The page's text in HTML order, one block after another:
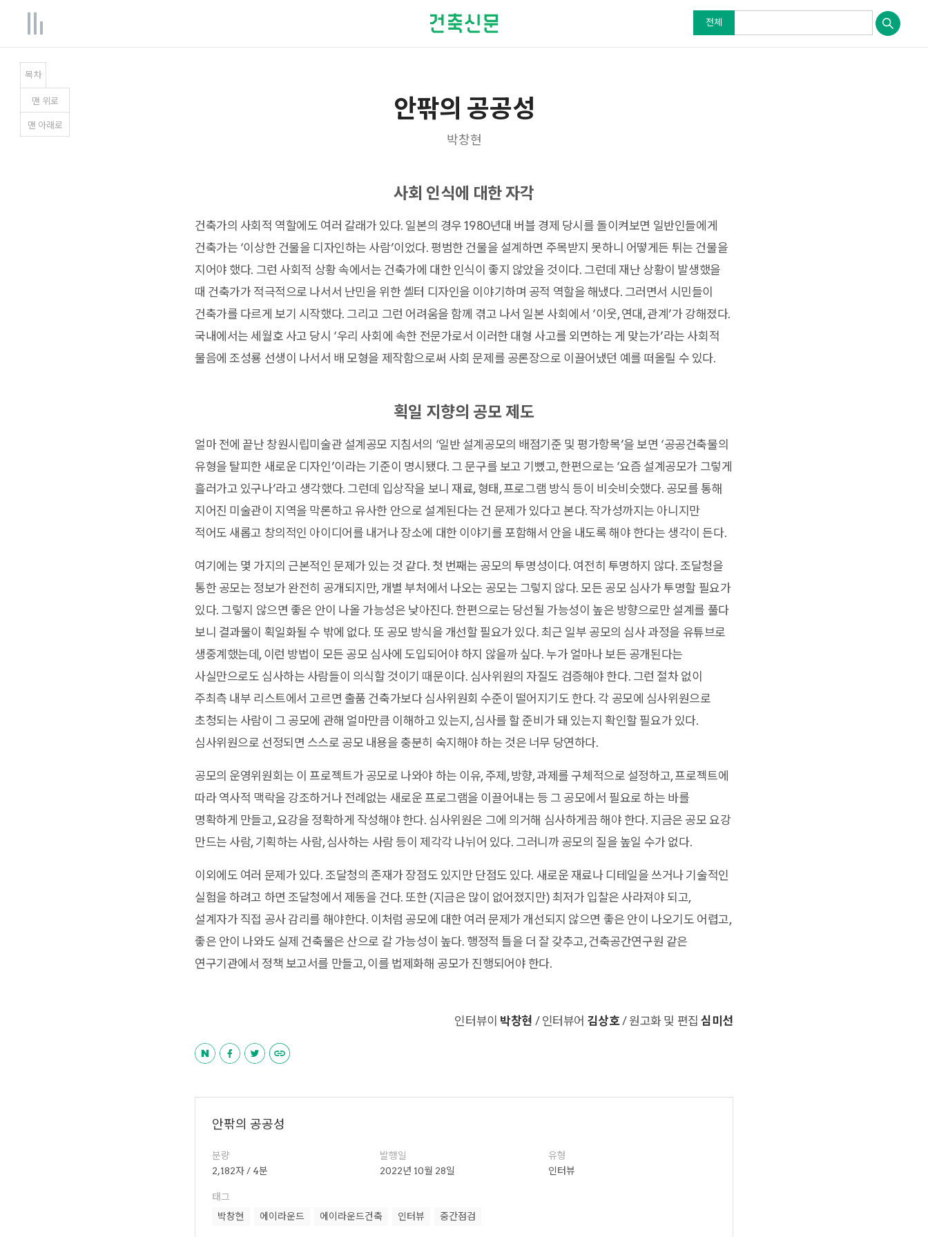
전체
목차
안팎의 공공성
박창현
사회 인식에 대한 자각
건축가의 사회적 역할에도 여러 갈래가 있다. 일본의 경우 1980년대 버블 경제 당시를 돌이켜보면 일반인들에게
건축가는 ‘이상한 건물을 디자인하는 사람’이었다. 평범한 건물을 설계하면 주목받지 못하니 어떻게든 튀는 건물을
지어야 했다. 그런 사회적 상황 속에서는 건축가에 대한 인식이 좋지 않았을 것이다. 그런데 재난 상황이 발생했을
때 건축가가 적극적으로 나서서 난민을 위한 셸터 디자인을 이야기하며 공적 역할을 해냈다. 그러면서 시민들이
건축가를 다르게 보기 시작했다. 그리고 그런 어려움을 함께 겪고 나서 일본 사회에서 ‘이웃, 연대, 관계’가 강해졌다.
국내에서는 세월호 사고 당시 ‘우리 사회에 속한 전문가로서 이러한 대형 사고를 외면하는 게 맞는가’라는 사회적
물음에 조성룡 선생이 나서서 배 모형을 제작함으로써 사회 문제를 공론장으로 이끌어냈던 예를 떠올릴 수 있다.
획일 지향의 공모 제도
얼마 전에 끝난 창원시립미술관 설계공모 지침서의 ‘일반 설계공모의 배점기준 및 평가항목’을 보면 ‘공공건축물의
유형을 탈피한 새로운 디자인’이라는 기준이 명시됐다. 그 문구를 보고 기뻤고, 한편으로는 ‘요즘 설계공모가 그렇게
흘러가고 있구나’라고 생각했다. 그런데 입상작을 보니 재료, 형태, 프로그램 방식 등이 비슷비슷했다. 공모를 통해
지어진 미술관이 지역을 막론하고 유사한 안으로 설계된다는 건 문제가 있다고 본다. 작가성까지는 아니지만
적어도 새롭고 창의적인 아이디어를 내거나 장소에 대한 이야기를 포함해서 안을 내도록 해야 한다는 생각이 든다.
여기에는 몇 가지의 근본적인 문제가 있는 것 같다. 첫 번째는 공모의 투명성이다. 여전히 투명하지 않다. 조달청을
통한 공모는 정보가 완전히 공개되지만, 개별 부처에서 나오는 공모는 그렇지 않다. 모든 공모 심사가 투명할 필요가
있다. 그렇지 않으면 좋은 안이 나올 가능성은 낮아진다. 한편으로는 당선될 가능성이 높은 방향으로만 설계를 풀다
보니 결과물이 획일화될 수 밖에 없다. 또 공모 방식을 개선할 필요가 있다. 최근 일부 공모의 심사 과정을 유튜브로
생중계했는데, 이런 방법이 모든 공모 심사에 도입되어야 하지 않을까 싶다. 누가 얼마나 보든 공개된다는
사실만으로도 심사하는 사람들이 의식할 것이기 때문이다. 심사위원의 자질도 검증해야 한다. 그런 절차 없이
주최측 내부 리스트에서 고르면 출품 건축가보다 심사위원회 수준이 떨어지기도 한다. 각 공모에 심사위원으로
초청되는 사람이 그 공모에 관해 얼마만큼 이해하고 있는지, 심사를 할 준비가 돼 있는지 확인할 필요가 있다.
심사위원으로 선정되면 스스로 공모 내용을 충분히 숙지해야 하는 것은 너무 당연하다.
공모의 운영위원회는 이 프로젝트가 공모로 나와야 하는 이유, 주제, 방향, 과제를 구체적으로 설정하고, 프로젝트에
따라 역사적 맥락을 강조하거나 전례없는 새로운 프로그램을 이끌어내는 등 그 공모에서 필요로 하는 바를
명확하게 만들고, 요강을 정확하게 작성해야 한다. 심사위원은 그에 의거해 심사하게끔 해야 한다. 지금은 공모 요강
만드는 사람, 기획하는 사람, 심사하는 사람 등이 제각각 나뉘어 있다. 그러니까 공모의 질을 높일 수가 없다.
이외에도 여러 문제가 있다. 조달청의 존재가 장점도 있지만 단점도 있다. 새로운 재료나 디테일을 쓰거나 기술적인
실험을 하려고 하면 조달청에서 제동을 건다. 또한 (지금은 많이 없어졌지만) 최저가 입찰은 사라져야 되고,
설계자가 직접 공사 감리를 해야한다. 이처럼 공모에 대한 여러 문제가 개선되지 않으면 좋은 안이 나오기도 어렵고,
좋은 안이 나와도 실제 건축물은 산으로 갈 가능성이 높다. 행정적 틀을 더 잘 갖추고, 건축공간연구원 같은
연구기관에서 정책 보고서를 만들고, 이를 법제화해 공모가 진행되어야 한다.
인터뷰이 박창현 / 인터뷰어 김상호/ 원고화 및 편집심미선
안팎의 공공성
분량
2,182자 / 4분
발행일
2022년 10월 28일
유형
인터뷰
태그
박창현
에이라운드 에이라운드건축 인터뷰 중간점검
맨 위 로
맨 아래로